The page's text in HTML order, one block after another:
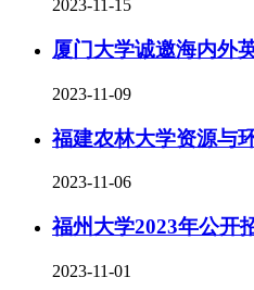
2023-11-15
厦门大学诚邀海内外
2023-11-09
福建农林大学资源与
2023-11-06
福州大学2023年公开
2023-11-01